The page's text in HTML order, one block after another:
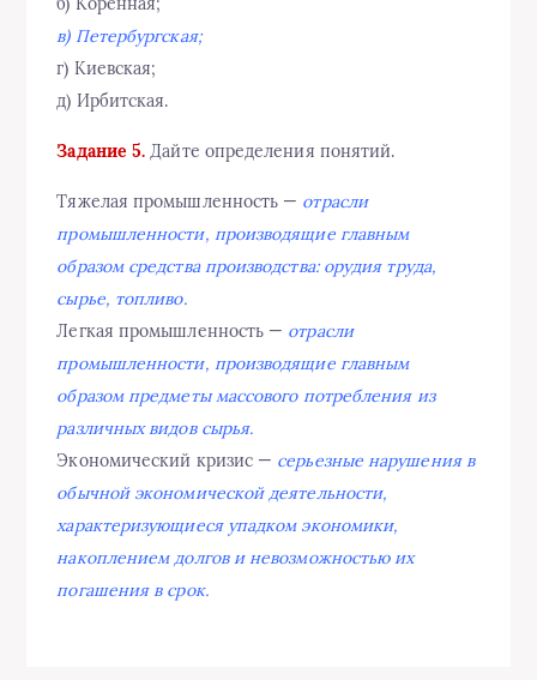
в) Петербургская;
г) Киевская;
д) Ирбитская.
Задание 5. Дайте определения понятий.
Тяжелая промышленность — отрасли
промышленности, производящие главным
образом средства производства: орудия труда,
сырье, топливо.
Легкая промышленность — отрасли
промышленности, производящие главным
образом предметы массового потребления из
различных видов сырья.
Экономический кризис — серьезные нарушения в
обычной экономической деятельности,
характеризующиеся упадком экономики,
накоплением долгов и невозможностью их
погашения в срок.